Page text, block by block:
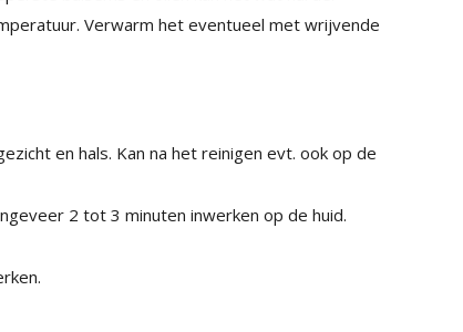
Verwarm het eventueel met wrijvende
en hals. Kan na het reinigen evt. ook op de
2 tot 3 minuten inwerken op de huid.